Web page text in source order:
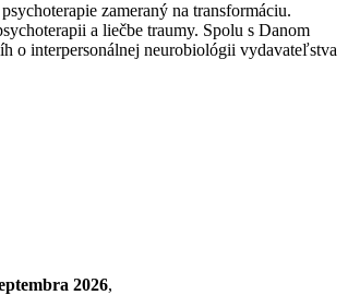
zameraný na transformáciu.
a liečbe traumy. Spolu s Danom
o interpersonálnej neurobiológii vydavateľstva
2026,